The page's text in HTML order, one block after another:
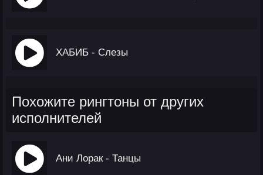
ХАБИБ - Слезы
Похожите рингтоны от других
исполнителей
Ани Лорак - Танцы